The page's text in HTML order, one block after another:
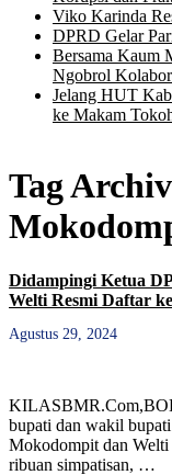
Viko Karinda
DPRD Gelar
Bersama Kaum
Ngobrol
Jelang HUT
ke Makam
Tag
Didampingi Ketua
Welti Resmi Daftar
Agustus 29, 2024
bupati dan wakil
Mokodompit dan
ribuan simpatisan, …